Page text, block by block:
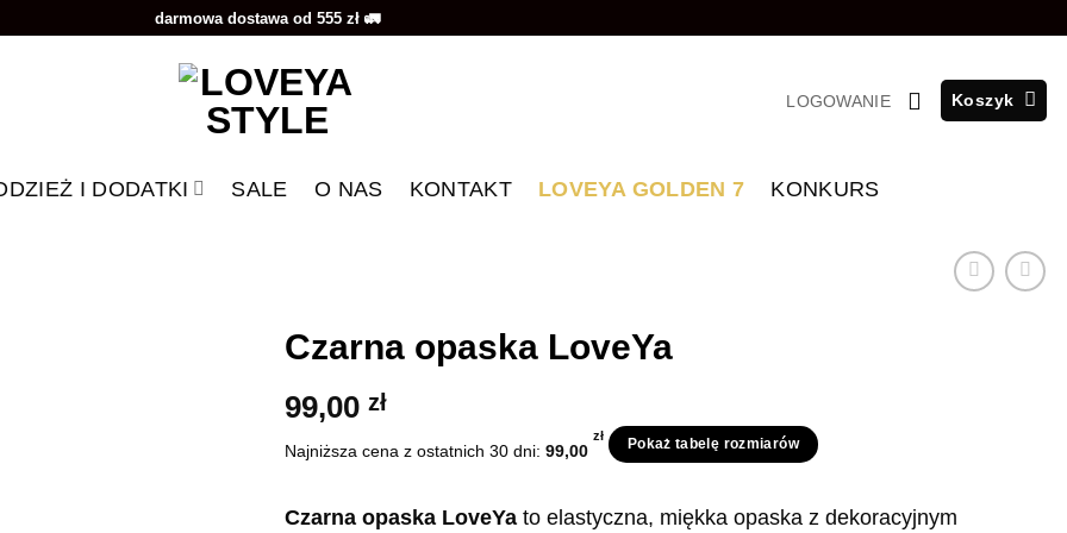
darmowa dostawa od 555 zł 🚛
LOGOWANIE Koszyk
I DODATKI SALE O NAS KONTAKT LOVEYA GOLDEN 7 KONKURS
Czarna opaska LoveYa
99,00 zł
Najniższa cena z ostatnich 30 dni: 99,00
zł Pokaż tabelę rozmiarów
Czarna opaska LoveYa to elastyczna, miękka opaska z dekoracyjnym